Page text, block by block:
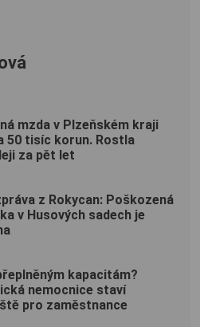
mzda v Plzeňském kraji
50 tisíc korun. Rostla
za pět let
z Rokycan: Poškozená
v Husových sadech je
kapacitám?
nemocnice staví
pro zaměstnance